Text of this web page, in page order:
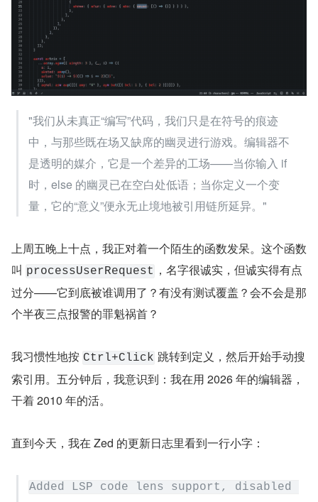
"我们从未真正“编写”代码，我们只是在符号的痕迹
中，与那些既在场又缺席的幽灵进行游戏。编辑器不
是透明的媒介，它是一个差异的工场——当你输入 if
时，else 的幽灵已在空白处低语；当你定义一个变
量，它的“意义”便永无止境地被引用链所延异。"
上周五晚上十点，我正对着一个陌生的函数发呆。这个函数
叫 processUserRequest ，名字很诚实，但诚实得有点
过分——它到底被谁调用了？有没有测试覆盖？会不会是那
个半夜三点报警的罪魁祸首？
我习惯性地按 Ctrl+Click 跳转到定义，然后开始手动搜
索引用。五分钟后，我意识到：我在用 2026 年的编辑器，
干着 2010 年的活。
直到今天，我在 Zed 的更新日志里看到一行小字：
Added LSP code lens support, disabled